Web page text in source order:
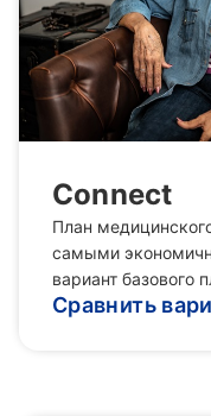
Connect
План
самыми
вариант базового
Сравнить